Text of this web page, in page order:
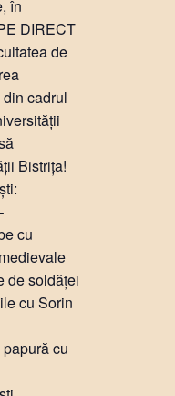
în
DIRECT
de
cadrul
Bistrița!
cu
de soldăței
cu Sorin
cu